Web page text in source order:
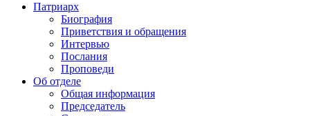
Патриарх
Биография
Приветствия и обращения
Интервью
Послания
Проповеди
Об отделе
Общая информация
Председатель